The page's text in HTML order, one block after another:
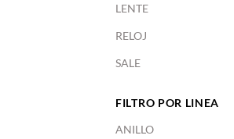
LENTE
RELOJ
SALE
FILTRO POR LINEA
ANILLO